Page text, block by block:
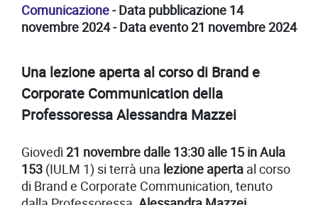
Comunicazione- Data pubblicazione 14
novembre 2024 - Data evento 21 novembre 2024
Una lezione aperta al corso di Brand e
Corporate Communication della
Professoressa Alessandra Mazzei
Giovedì 21 novembre dalle 13:30 alle 15 in Aula
153 (IULM 1) si terrà una lezione aperta al corso
di Brand e Corporate Communication, tenuto